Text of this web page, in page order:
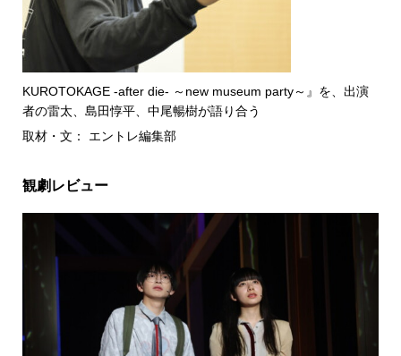
KUROTOKAGE -after die- ～new museum party～』を、出演
者の雷太、島田惇平、中尾暢樹が語り合う
取材・文： エントレ編集部
観劇レビュー